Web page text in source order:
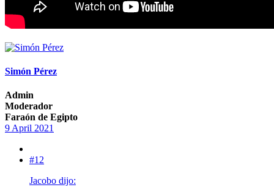
Simón Pérez
Admin
Moderador
Faraón de Egipto
9 April 2021
#12
Jacobo dijo: